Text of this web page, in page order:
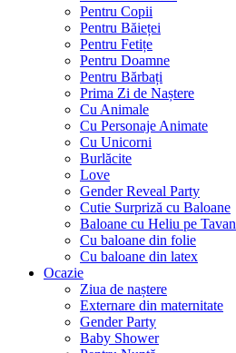
Pentru Copii
Pentru Băieței
Pentru Fetițe
Pentru Doamne
Pentru Bărbați
Prima Zi de Naștere
Cu Animale
Cu Personaje Animate
Cu Unicorni
Burlăcite
Love
Gender Reveal Party
Cutie Surpriză cu Baloane
Baloane cu Heliu pe Tavan
Cu baloane din folie
Cu baloane din latex
Ocazie
Ziua de naștere
Externare din maternitate
Gender Party
Baby Shower